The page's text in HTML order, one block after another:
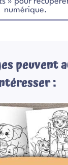
numérique.
peuvent
: